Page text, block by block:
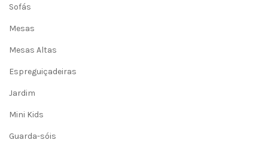
Sofás
Mesas
Mesas Altas
Espreguiçadeiras
Jardim
Mini Kids
Guarda-sóis